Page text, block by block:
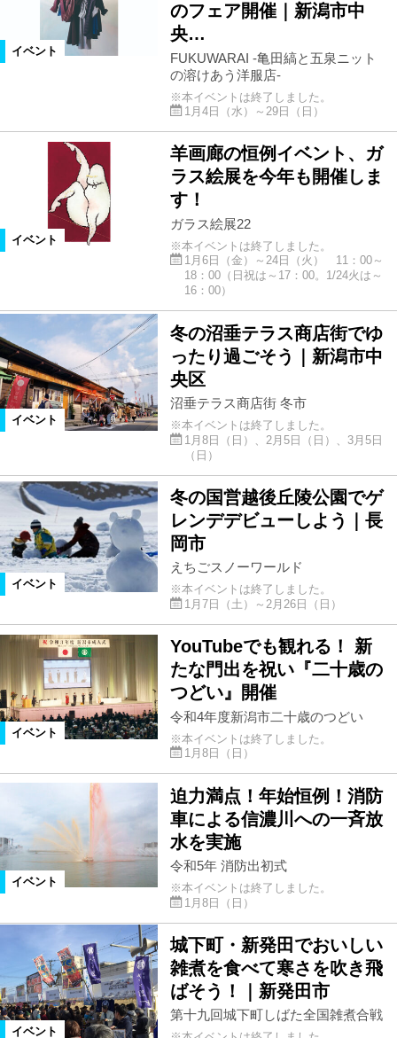
イベント
のフェア開催｜新潟市中
央…
FUKUWARAI -亀田縞と五泉ニット
の溶けあう洋服店-
※本イベントは終了しました。
1月4日（水）～29日（日）
イベント
羊画廊の恒例イベント、ガ
ラス絵展を今年も開催しま
す！
ガラス絵展22
※本イベントは終了しました。
1月6日（金）～24日（火） 11：00～
18：00（日祝は～17：00。1/24火は～
16：00）
イベント
冬の沼垂テラス商店街でゆ
ったり過ごそう｜新潟市中
央区
沼垂テラス商店街 冬市
※本イベントは終了しました。
1月8日（日）、2月5日（日）、3月5日
（日）
イベント
冬の国営越後丘陵公園でゲ
レンデデビューしよう｜長
岡市
えちごスノーワールド
※本イベントは終了しました。
1月7日（土）～2月26日（日）
イベント
YouTubeでも観れる！ 新
たな門出を祝い『二十歳の
つどい』開催
令和4年度新潟市二十歳のつどい
※本イベントは終了しました。
1月8日（日）
イベント
迫力満点！年始恒例！消防
車による信濃川への一斉放
水を実施
令和5年 消防出初式
※本イベントは終了しました。
1月8日（日）
イベント
城下町・新発田でおいしい
雑煮を食べて寒さを吹き飛
ばそう！｜新発田市
第十九回城下町しばた全国雑煮合戦